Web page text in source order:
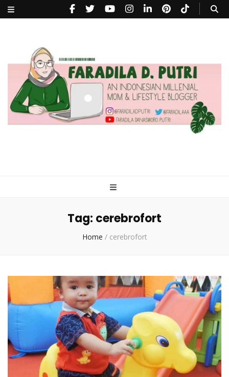
Tag: cerebrofort
Home / cerebrofort